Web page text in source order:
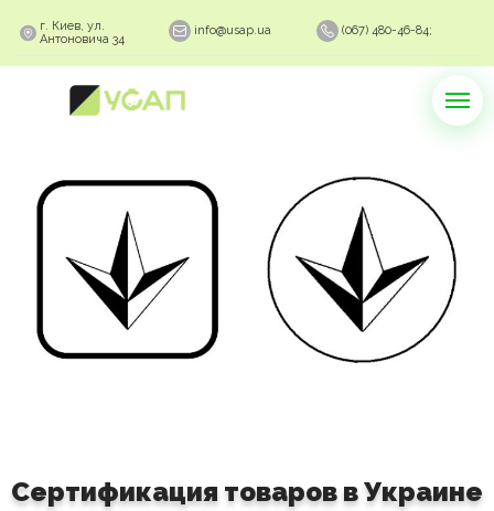
г. Киев, ул.
Антоновича 34
info@usap.ua (067) 480-46-84;
Сертификация товаров в Украине